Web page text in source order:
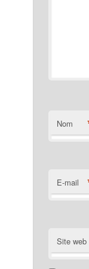
Nom
E-mail
Site web